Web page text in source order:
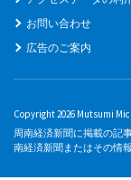
お問い合わせ
広告のご案内
Copyright 2026 Mutsumi
周南経済新聞に掲載の記
南経済新聞またはその情